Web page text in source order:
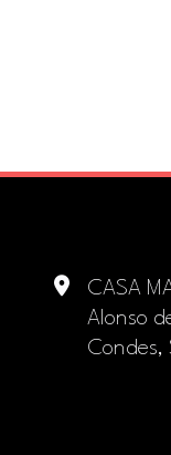
CASA
Alonso
Condes,